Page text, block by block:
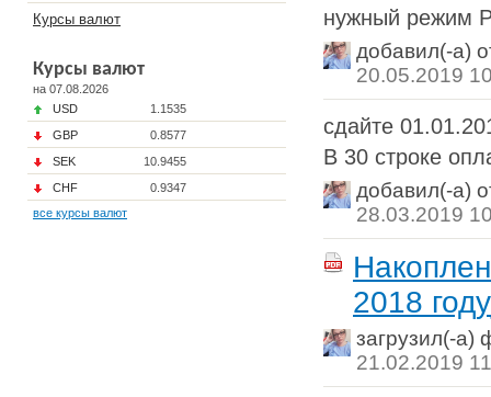
Курсы валют
Курсы валют
на 07.08.2026
USD
1.1535
GBP
0.8577
SEK
10.9455
CHF
0.9347
все курсы валют
нужный режим
добавил(-а)
20.05.2019
сдайте
В 30 строке
добавил(-а)
28.03.2019
2018
загрузил(-а)
21.02.2019